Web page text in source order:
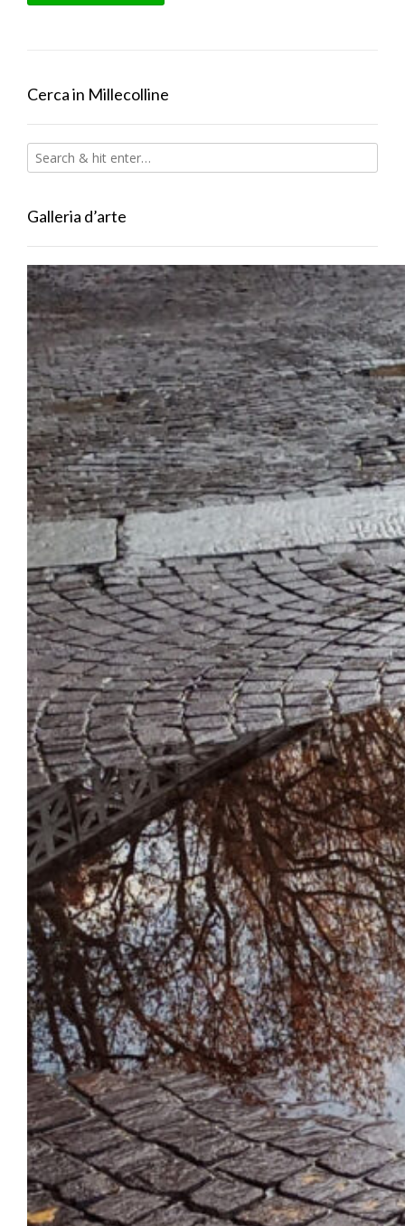
Cerca in Millecolline
Galleria d’arte